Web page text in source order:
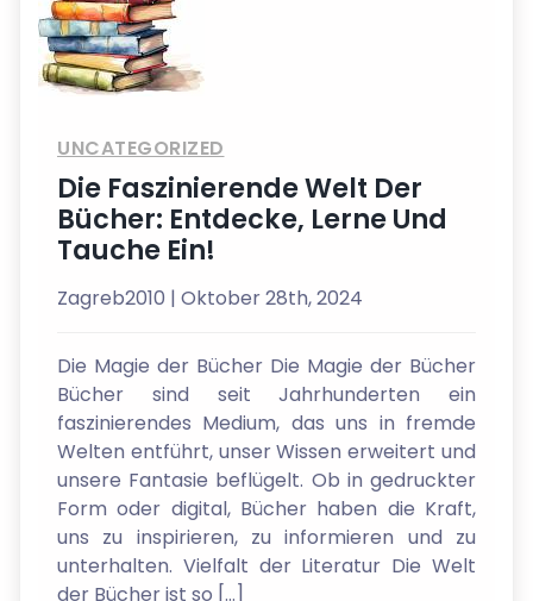
UNCATEGORIZED
Die Faszinierende Welt Der
Bücher: Entdecke, Lerne Und
Tauche Ein!
Zagreb2010 | Oktober 28th, 2024
Die Magie der Bücher Die Magie der Bücher
Bücher sind seit Jahrhunderten ein
faszinierendes Medium, das uns in fremde
Welten entführt, unser Wissen erweitert und
unsere Fantasie beflügelt. Ob in gedruckter
Form oder digital, Bücher haben die Kraft,
uns zu inspirieren, zu informieren und zu
unterhalten. Vielfalt der Literatur Die Welt
der Bücher ist so […]